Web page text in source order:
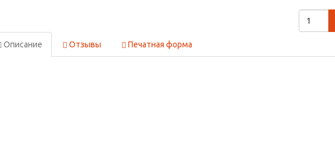
Описание Отзывы Печатная форма